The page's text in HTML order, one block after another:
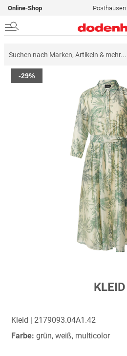
Online-Shop Posthausen
Zum
Ende
-29%
springen
KLEID
Kleid | 2179093.04A1.42
Farbe: grün, weiß, multicolor